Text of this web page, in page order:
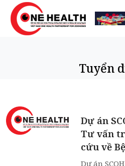
Tuyển
Dự án
Tư vấn
cứu về
Dự án